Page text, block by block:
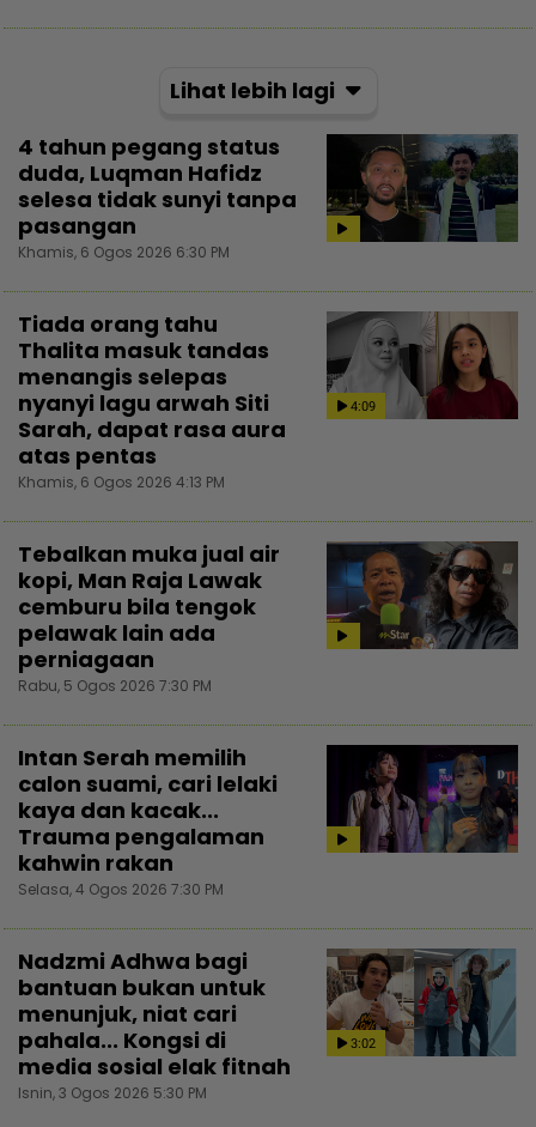
Lihat lebih lagi
4 tahun pegang status
duda, Luqman Hafidz
selesa tidak sunyi tanpa
pasangan
Khamis, 6 Ogos 2026 6:30 PM
4:09
Tiada orang tahu
Thalita masuk tandas
menangis selepas
nyanyi lagu arwah Siti
Sarah, dapat rasa aura
atas pentas
Khamis, 6 Ogos 2026 4:13 PM
Tebalkan muka jual air
kopi, Man Raja Lawak
cemburu bila tengok
pelawak lain ada
perniagaan
Rabu, 5 Ogos 2026 7:30 PM
Intan Serah memilih
calon suami, cari lelaki
kaya dan kacak...
Trauma pengalaman
kahwin rakan
Selasa, 4 Ogos 2026 7:30 PM
3:02
Nadzmi Adhwa bagi
bantuan bukan untuk
menunjuk, niat cari
pahala... Kongsi di
media sosial elak fitnah
Isnin, 3 Ogos 2026 5:30 PM